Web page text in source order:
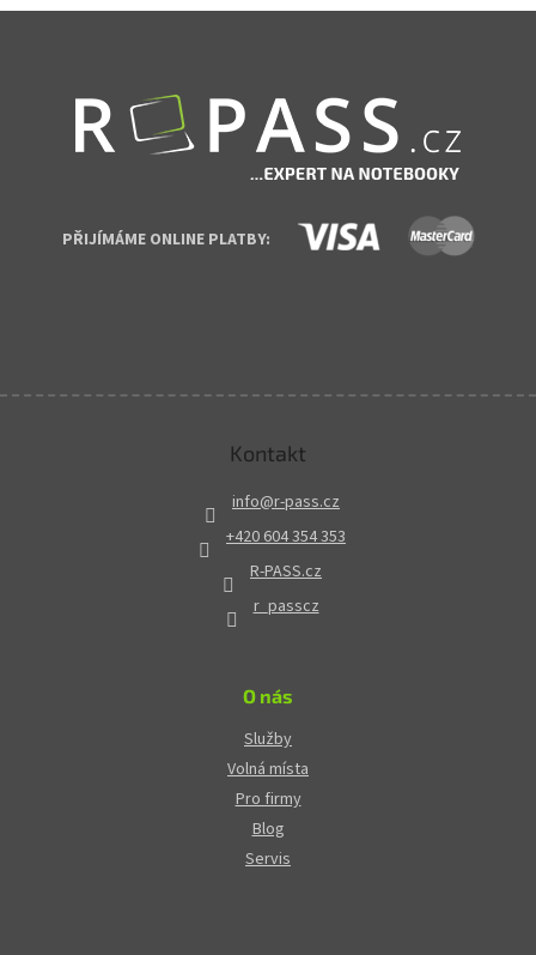
PŘIJÍMÁME ONLINE PLATBY:
Kontakt
info@r-pass.cz
+420 604 354 353
R-PASS.cz
r_passcz
O nás
Služby
Volná místa
Pro firmy
Blog
Servis